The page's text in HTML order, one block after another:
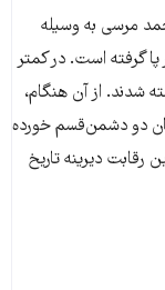
مرسی به وسیله
پا گرفته است. در کمتر
کشته شدند. از آن هنگام،
دو دشمن‌قسم خورده
رقابت دیرینه تاریخ